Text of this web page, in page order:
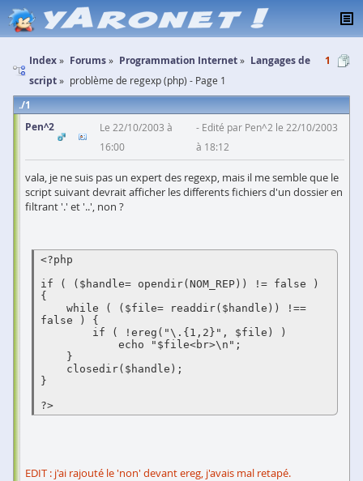
Index Forums Programmation Internet
Langages de
script
problème de regexp (php) - Page 1
1
1
Pen^2
Le 22/10/2003 à
16:00
Edité par Pen^2 le 22/10/2003
à 18:12
vala, je ne suis pas un expert des regexp, mais il me semble que le
script suivant devrait afficher les differents fichiers d'un dossier en
filtrant '.' et '..', non ?
<?php
if ( ($handle= opendir(NOM_REP)) != false )
{
false ) {
}
EDIT : j'ai rajouté le 'non' devant ereg, j'avais mal retapé.